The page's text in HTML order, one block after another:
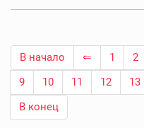
В начало ⇐ 1 2
9
10 11 12 13
В конец